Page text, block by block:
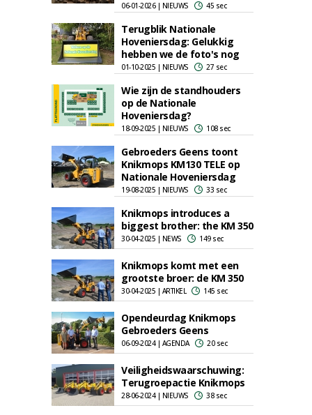
06-01-2026 | NIEUWS 45 sec
Terugblik Nationale
Hoveniersdag: Gelukkig
hebben we de foto's nog
01-10-2025 | NIEUWS 27 sec
Wie zijn de standhouders
op de Nationale
Hoveniersdag?
18-09-2025 | NIEUWS 108 sec
Gebroeders Geens toont
Knikmops KM130 TELE op
Nationale Hoveniersdag
19-08-2025 | NIEUWS 33 sec
Knikmops introduces a
biggest brother: the KM 350
30-04-2025 | NEWS 149 sec
Knikmops komt met een
grootste broer: de KM 350
30-04-2025 | ARTIKEL 145 sec
Opendeurdag Knikmops
Gebroeders Geens
06-09-2024 | AGENDA 20 sec
Veiligheidswaarschuwing:
Terugroepactie Knikmops
28-06-2024 | NIEUWS 38 sec